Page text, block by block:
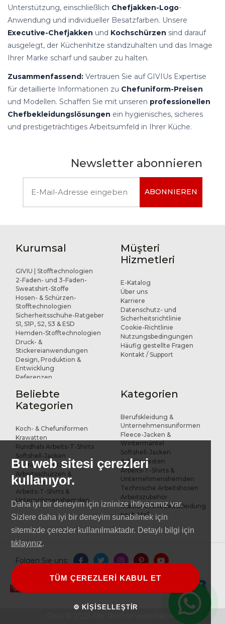
Unterstützung, einschließlich Chefjakken-Logo-
Anwendung und individueller Besatzfarben. Unsere
Executive-Chefjakken und Kochschürzen sind darauf
ausgelegt, der Küchenhitze standzuhalten und das Image
Ihrer Marke scharf und sauber zu halten.
Zusammenfassend: Vertrauen Sie auf GIVIUs Expertise
für detaillierte Informationen zu Chefuniform-Preisen
und Modellen. Schaffen Sie mit unseren professionellen
Chefbekleidungslösungen ein hygienisches, sicheres
und prestigeträchtiges Arbeitsumfeld in Ihrer Küche.
Newsletter abonnieren
ABONNIEREN
Kurumsal
GIVIU | Stofftechnologien
2-Faden- und 3-Faden-
Sweatshirt-Stoffe
Hosen- & Schürzen-
Stofftechnologien
Sicherheitsschuhe-Ratgeber
S1, S1P, S2, S3 & ESD
Hemden-Stofftechnologien
Druck- &
Stickereianwendungen
Design, Produktion &
Entwicklung
Referenzen
Müşteri
Hizmetleri
E-Katalog
Über uns
Karriere
Datenschutz- und
Sicherheitsrichtlinie
Cookie-Richtlinie
Nutzungsbedingungen
Häufig gestellte Fragen
Kontakt / Support
Beliebte
Kategorien
Koch- & Chefuniformen
Krawatten
Rundhals Arbeits-T-Shirts
Softshell-Jacken
Beanies & Mützen
Arbeitsschürzen &
Laborkittel
Arbeits-T-Shirts &
Unternehmenshemden
Kategorien
Berufskleidung &
Unternehmensuniformen
Fleece-Jacken &
Wintermäntel
Softshell-Jacken
Arbeitswesten
Arbeits-T-Shirts &
Unternehmenshemden
Technische Arbeitshosen
Arbeitszubehör
Individuelle Arbeitskleidung
nach Maß
Folgen Sie uns:
Giviu © 2025 Alle Rechte vorbehalten.
Bu web sitesi çerezleri
kullanıyor.
Daha iyi bir deneyim için izninize ihtiyacımız var.
Sizlere daha iyi bir deneyim sunabilmek için
sitemizde çerezler kullanılmaktadır. Detaylı bilgi için
tıklayınız.
TÜM ÇEREZLERİ KABUL ET
⚙ KİŞİSELLEŞTİR